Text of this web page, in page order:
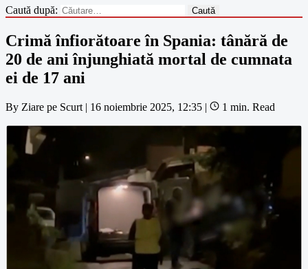
Caută după:
Crimă înfiorătoare în Spania: tânără de
20 de ani înjunghiată mortal de cumnata
ei de 17 ani
By Ziare pe Scurt | 16 noiembrie 2025, 12:35 | 1 min. Read